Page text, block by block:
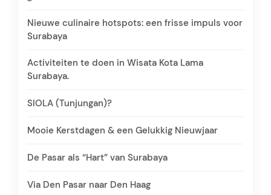
Nieuwe culinaire hotspots: een frisse impuls voor
Surabaya
Activiteiten te doen in Wisata Kota Lama
Surabaya.
SIOLA (Tunjungan)?
Mooie Kerstdagen & een Gelukkig Nieuwjaar
De Pasar als “Hart” van Surabaya
Via Den Pasar naar Den Haag